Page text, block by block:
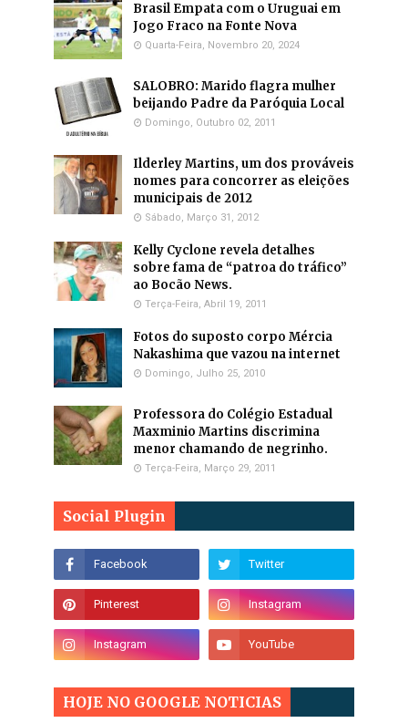
Brasil Empata com o Uruguai em
Jogo Fraco na Fonte Nova
Quarta-Feira, Novembro 20, 2024
SALOBRO: Marido flagra mulher
beijando Padre da Paróquia Local
Domingo, Outubro 02, 2011
Ilderley Martins, um dos prováveis
nomes para concorrer as eleições
municipais de 2012
Sábado, Março 31, 2012
Kelly Cyclone revela detalhes
sobre fama de “patroa do tráfico”
ao Bocão News.
Terça-Feira, Abril 19, 2011
Fotos do suposto corpo Mércia
Nakashima que vazou na internet
Domingo, Julho 25, 2010
Professora do Colégio Estadual
Maxminio Martins discrimina
menor chamando de negrinho.
Terça-Feira, Março 29, 2011
Social Plugin
HOJE NO GOOGLE NOTICIAS